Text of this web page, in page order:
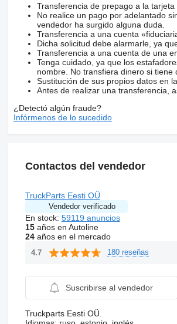
Transferencia de prepago a la tarjeta
No realice un pago por adelantado
vendedor ha surgido alguna duda.
Transferencia a una cuenta
Dicha solicitud debe alarmarle, ya
Transferencia a una cuenta de una
Tenga cuidado, ya que los
nombre. No transfiera dinero si tiene
Sustitución de sus propios datos en
Antes de realizar una transferencia,
¿Detectó algún fraude?
Infórmenos de lo sucedido
Contactos del vendedor
TruckParts Eesti OÜ
Vendedor verificado
En stock: 59119 anuncios
15años en Autoline
24años en el mercado
4.7 180 reseñas
Suscribirse al vendedor
Truckparts Eesti OÜ.